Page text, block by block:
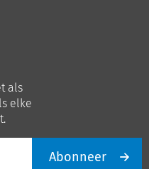
als
elke
Abonneer